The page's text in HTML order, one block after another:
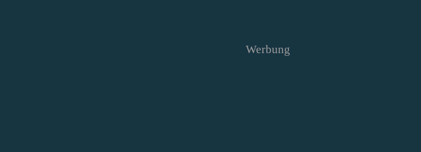
Werbung